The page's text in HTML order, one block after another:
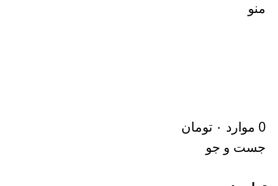
منو
0 موارد ۰ تومان
جست و جو